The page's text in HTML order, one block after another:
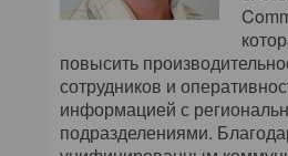
повысить
сотрудников и
информацией с
подразделениями.